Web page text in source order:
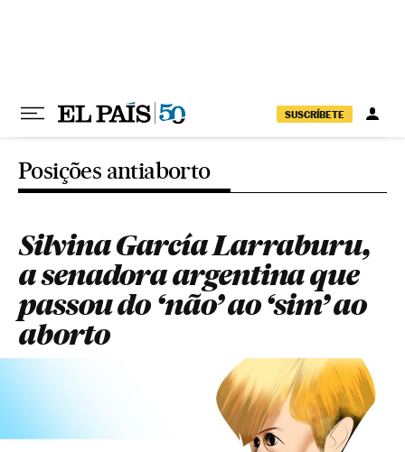
SUSCRÍBETE
Posições antiaborto
Silvina García Larraburu,
a senadora argentina que
passou do ‘não’ ao ‘sim’ ao
aborto